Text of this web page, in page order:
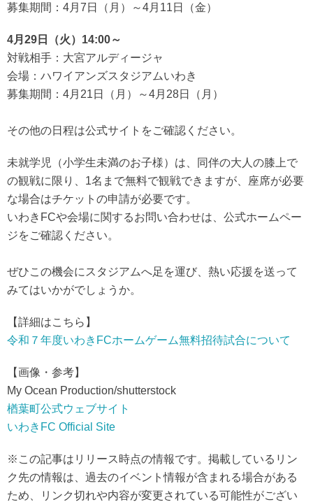
募集期間：4月7日（月）～4月11日（金）
4月29日（火）14:00～
対戦相手：大宮アルディージャ
会場：ハワイアンズスタジアムいわき
募集期間：4月21日（月）～4月28日（月）
その他の日程は公式サイトをご確認ください。
未就学児（小学生未満のお子様）は、同伴の大人の膝上で
の観戦に限り、1名まで無料で観戦できますが、座席が必要
な場合はチケットの申請が必要です。
いわきFCや会場に関するお問い合わせは、公式ホームペー
ジをご確認ください。
ぜひこの機会にスタジアムへ足を運び、熱い応援を送って
みてはいかがでしょうか。
【詳細はこちら】
令和７年度いわきFCホームゲーム無料招待試合について
【画像・参考】
My Ocean Production/shutterstock
楢葉町公式ウェブサイト
いわきFC Official Site
※この記事はリリース時点の情報です。掲載しているリン
ク先の情報は、過去のイベント情報が含まれる場合がある
ため、リンク切れや内容が変更されている可能性がござい